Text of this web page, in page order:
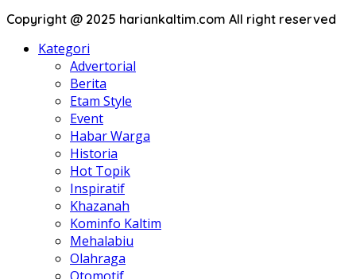
Copyright @ 2025 hariankaltim.com All right reserved
Kategori
Advertorial
Berita
Etam Style
Event
Habar Warga
Historia
Hot Topik
Inspiratif
Khazanah
Kominfo Kaltim
Mehalabiu
Olahraga